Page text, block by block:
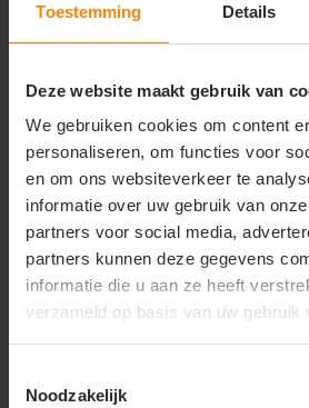
Toestemming Details
Deze website maakt gebruik van
We gebruiken cookies om content
personaliseren, om functies voor
en om ons websiteverkeer te
informatie over uw gebruik van
partners voor social media,
partners kunnen deze gegevens
informatie die u aan ze heeft
verzameld op basis van uw gebruik
Noodzakelijk
klantenservice
mail info@jobopromotions.nl
store
Bezoek onze showroom:
Provincialeweg 59 - Velddriel
Dit vind je
Items van productcarrousel